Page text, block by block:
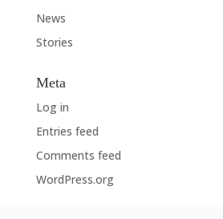
News
Stories
Meta
Log in
Entries feed
Comments feed
WordPress.org